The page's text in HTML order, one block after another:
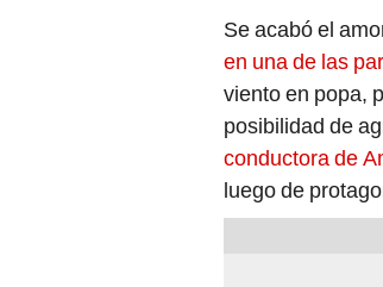
Se acabó el
en una de las
viento en popa,
posibilidad de
conductora de
luego de